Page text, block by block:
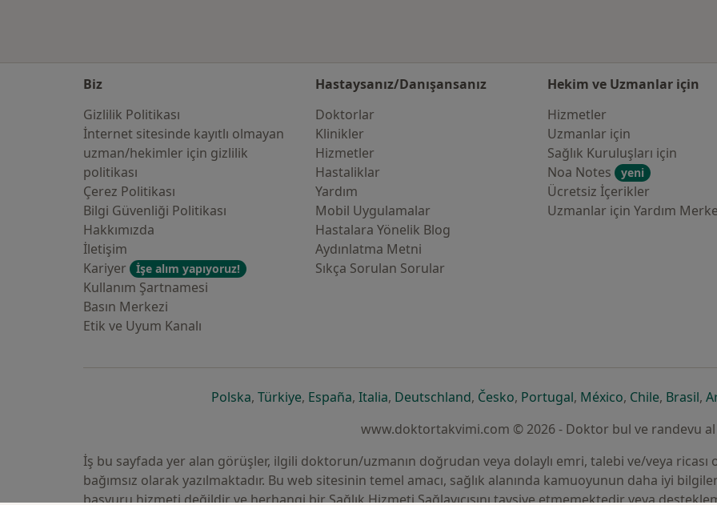
Biz
Gizlilik Politikası
İnternet sitesinde kayıtlı olmayan
uzman/hekimler i̇çin gizlilik
politikası
Çerez Politikası
Bilgi Güvenliği Politikası
Hakkımızda
İletişim
Kariyer
İşe alım yapıyoruz!
Kullanım Şartnamesi
Basın Merkezi
Etik ve Uyum Kanalı
Hastaysanız/Danışansanız
Doktorlar
Klinikler
Hizmetler
Hastaliklar
Yardım
Mobil Uygulamalar
Hastalara Yönelik Blog
Aydınlatma Metni
Sıkça Sorulan Sorular
Hekim ve Uzmanlar için
Hizmetler
Uzmanlar için
Sağlık Kuruluşları için
Noa Notes
yeni
Ücretsiz İçerikler
Uzmanlar için Yardım
Polskayeni bir sekmede açılır
, Türkiyeyeni bir sekmede açılır
, Españayeni bir sekmede açılır
, Italiayeni bir sekmede açılır
, Deutschlandyeni bir sekmede açılır
, Českoyeni bir sekmede açılır
, Portugalyeni bir sekmede açılır
, Méxicoyeni bir
, Chileyeni bir
, Brasil,
www.doktortakvimi.com © 2026 - Doktor bul ve randevu al
İş bu sayfada yer alan görüşler, ilgili doktorun/uzmanın doğrudan veya dolaylı emri, talebi ve/veya ricası
bağımsız olarak yazılmaktadır. Bu web sitesinin temel amacı, sağlık alanında kamuoyunun daha iyi
başvuru hizmeti değildir ve herhangi bir Sağlık Hizmeti Sağlayıcısını tavsiye etmemektedir veya